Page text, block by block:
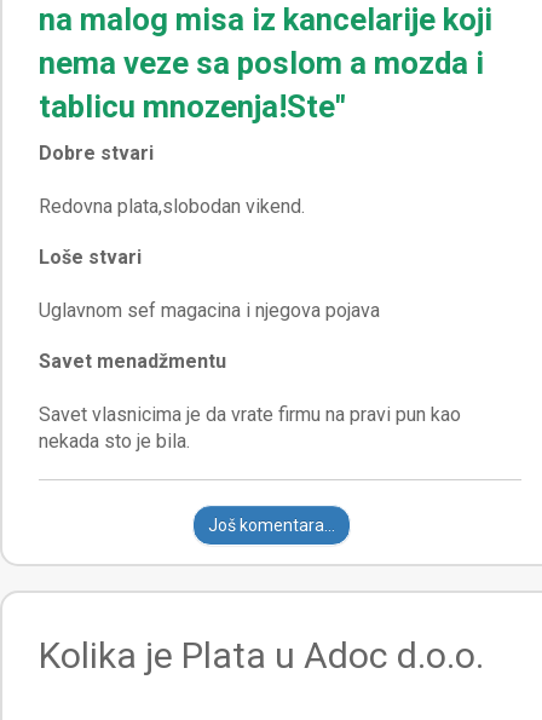
na malog misa iz kancelarije koji
nema veze sa poslom a mozda i
tablicu mnozenja!Ste"
Dobre stvari
Loše stvari
Savet menadžmentu
Savet vlasnicima je da vrate firmu na pravi pun kao
Još komentara...
Kolika je Plata u Adoc d.o.o.